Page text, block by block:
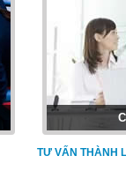
TƯ VẤN THÀNH